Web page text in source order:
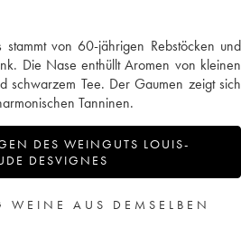
von 60-jährigen Rebstöcken und
Die Nase enthüllt Aromen von kleinen
schwarzem Tee. Der Gaumen zeigt sich
Tanninen.
DES WEINGUTS LOUIS-
DESVIGNES
WEINE AUS DEMSELBEN